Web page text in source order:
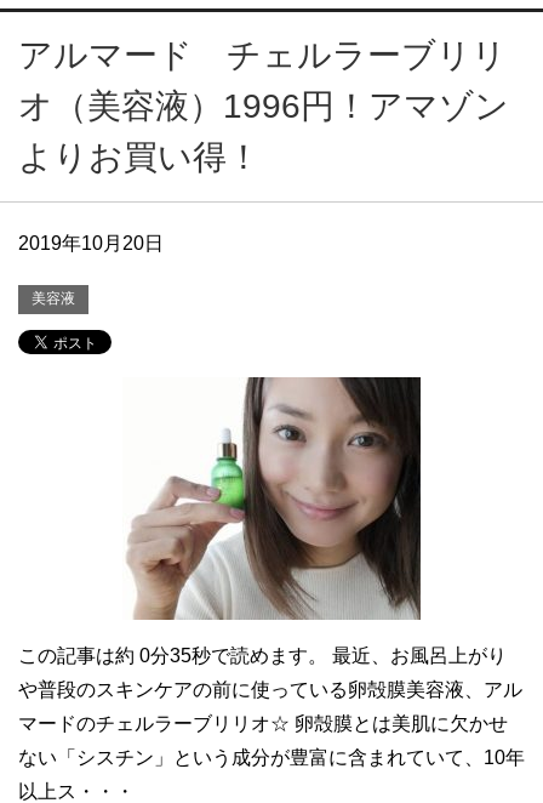
アルマード チェルラーブリリ
オ（美容液）1996円！アマゾン
よりお買い得！
2019年10月20日
美容液
この記事は約 0分35秒で読めます。 最近、お風呂上がり
や普段のスキンケアの前に使っている卵殻膜美容液、アル
マードのチェルラーブリリオ☆ 卵殻膜とは美肌に欠かせ
ない「シスチン」という成分が豊富に含まれていて、10年
以上ス・・・